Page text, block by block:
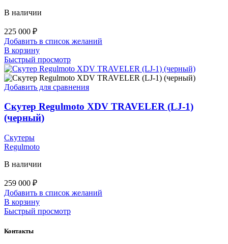
В наличии
225 000 ₽
Добавить в список желаний
В корзину
Быстрый просмотр
Добавить для сравнения
Скутер Regulmoto XDV TRAVELER (LJ-1)
(черный)
Скутеры
Regulmoto
В наличии
259 000 ₽
Добавить в список желаний
В корзину
Быстрый просмотр
Контакты